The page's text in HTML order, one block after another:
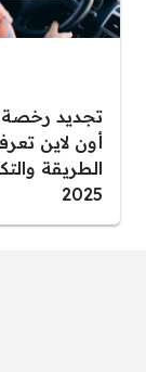
تجديد رخصة
أون لاين
الطريقة
2025